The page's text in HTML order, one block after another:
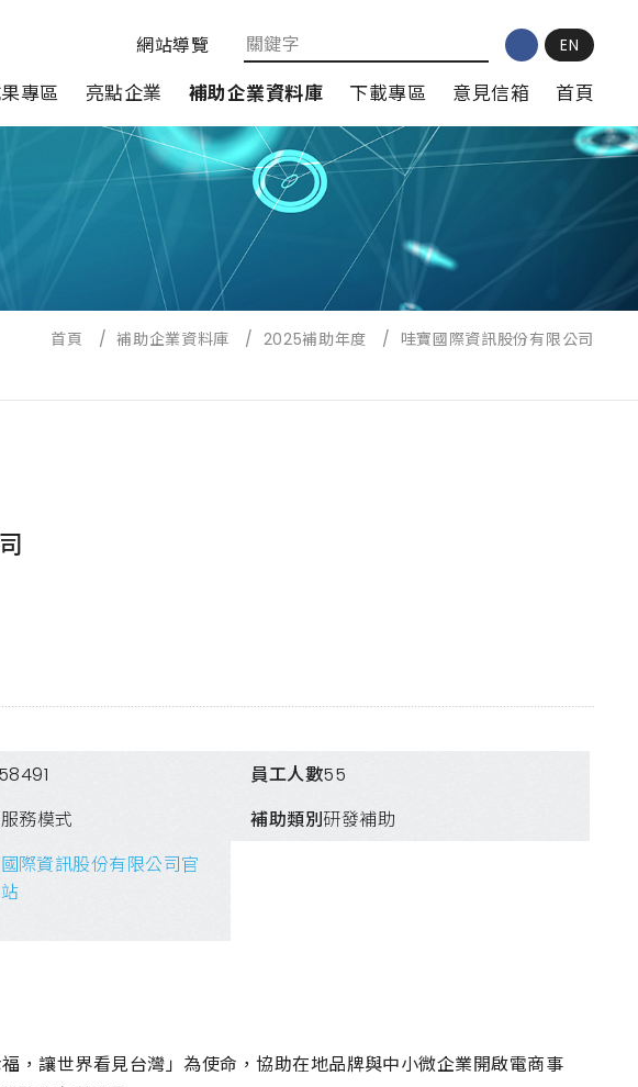
網站導覽 EN
專區 亮點企業 補助企業資料庫 下載專區 意見信箱 首頁
首頁 / 補助企業資料庫 / 2025補助年度 / 哇寶國際資訊股份有限公司
員工人數55
服務模式 補助類別研發補助
際資訊股份有限公司官
，讓世界看見台灣」為使命，協助在地品牌與中小微企業開啟電商事